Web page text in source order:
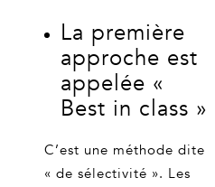
La première
approche est
appelée «
Best in class »
C’est une méthode dite
« de sélectivité ». Les